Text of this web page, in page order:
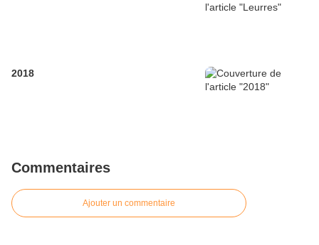
2018
Commentaires
Ajouter un commentaire